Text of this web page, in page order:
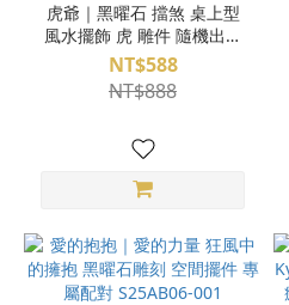
虎爺｜黑曜石 擋煞 桌上型
風水擺飾 虎 雕件 隨機出貨
已鑑定 Q24BA18-901 902
NT$588
NT$888